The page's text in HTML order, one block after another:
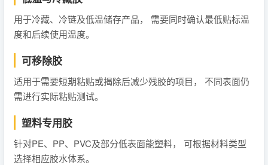
用于冷藏、冷链及低温储存产品， 需要同时确认最低贴标温
度和后续使用温度。
可移除胶
适用于需要短期粘贴或揭除后减少残胶的项目， 不同表面仍
需进行实际粘贴测试。
塑料专用胶
针对PE、PP、PVC及部分低表面能塑料， 可根据材料类型
选择相应胶水体系。